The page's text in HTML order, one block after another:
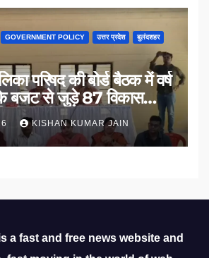
GOVERNMENT POLICY उत्तर प्रदेश बुलंदशहर
परिषद की बोर्ड बैठक में वर्ष
बजट से जुड़े 87 विकास
मंजूरी
KISHAN KUMAR JAIN
a fast and free news website and